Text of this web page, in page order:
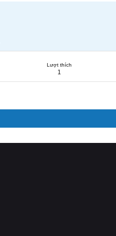
Lượt thích
1